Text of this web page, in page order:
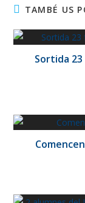
TAMBÉ US
Sortida 23